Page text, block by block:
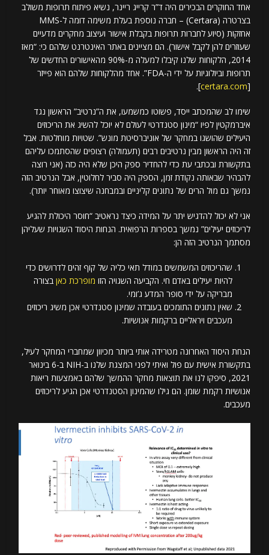
אחד החוקרים הבכירים היה ד”ר קרייג ריינר, נשיא פיתוח תרופות משולב
בצרטרה (Certara) – חברה נוספת בעלת משימה דומה ל-MMS
אחזקות (סיוע לחברות תרופות בקבלת אישור ועיצוב מחקרים מדעיים
שעוזרים להן לקבל אישור). הם מציינים באתר האינטרנט שלהם כי: “מאז
2014, הלקוחות שלנו קיבלו למעלה מ-90% מהאישורים החדשים של
תרופות וביולוגיות על ידי ה-FDA”. אחד מהלקוחות שלהם הוא פייזר
[
certara.com
].
שימו לב שהמכתב ייסד, פשוטו כמשמעו, את ה”נרטיב” הראשון נגד
איברמקטין לפיו “מינון סטנדרטי לעולם לא יוכל להשיג את הריכוזים
היעילים שהושגו במחקר של אוניברסיטת מונש”. שטויות מוחלטות. אבל
זה היה הראשון מבין נרטיבים רבים (תעמולה) רצופים שהסתמכו עליהם
בתקשורת ובכתבי עת כדי להחדיר ספק היכן שלא היה כזה (אני רוצה
להבהיר שבאותה נקודת זמן, הספק היה סביר לחלוטין, אבל הנרטיב הזה
נמשך גם מול הרים של נתונים קליניים ובמבחנה שיצוצו מאוחר יותר).
אני לא יכול להדגיש יתר על המידה כיצד נראטיב “חוסר היכולת להגיע
לריכוזים יעילים” נמשך בספרות הרפואית. הנחות היסוד השגויות שעליהן
מסתמך הנרטיב הזה הן:
שהריכוזים המשמשים במודל תאי כליה של קוף זהים לדרושים כדי
להיות יעילים באדם חי. הקביעה השגויה הזו מופרכת כאן בצורה
מבריקה על ידי סופר המדע ג’ומי.
שאין נתונים התומכים בעובדה שמינון סטנדרטי אכן משיג ריכוזים
מעכבים ויראליים ברקמות אנושיות.
הנחת היסוד האחרונה מטרידה אותי ביותר מכיוון שמחברי המחקר לעיל,
בתקשורת אישית עם פול ואיתי לפני המצגת שלנו ב-NIH ב-6 בינואר
2021, סיפקו לנו את תוצאות מחקר ההמשך שלהם באמצעות ריאות
אנושיות רקמת שומן. הם גילו שהמינון הסטנדרטי אכן הגיע לריכוזים
מעכבים.